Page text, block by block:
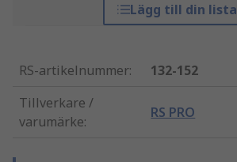
Lägg till din lista
RS-artikelnummer:
132-152
Tillverkare /
varumärke:
RS PRO